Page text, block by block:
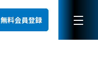
無料会員登録